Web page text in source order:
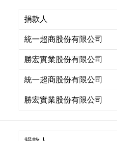
捐款人
統一超商股份有限公司
勝宏實業股份有限公司
統一超商股份有限公司
勝宏實業股份有限公司